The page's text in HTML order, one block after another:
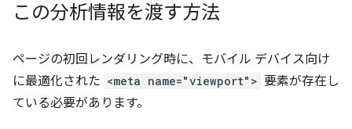
この分析情報を渡す方法
ページの初回レンダリング時に、モバイル デバイス向け
に最適化された <meta name="viewport"> 要素が存在し
ている必要があります。